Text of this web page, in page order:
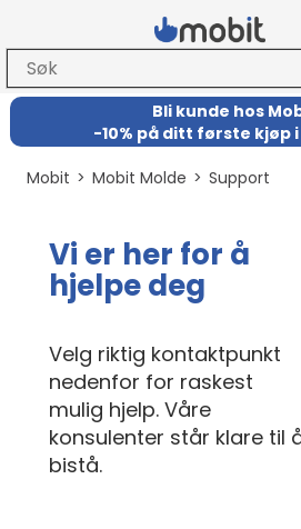
Bli kunde hos
-10% på ditt første
Mobit>Mobit Molde>Support
Vi er her for å
hjelpe deg
Velg riktig kontaktpunkt
nedenfor for raskest
mulig hjelp. Våre
konsulenter står klare til
bistå.